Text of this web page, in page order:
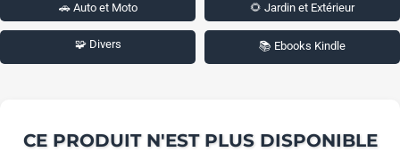
🚗 Auto et Moto 🌻 Jardin et Extérieur
🧩 Divers 📚 Ebooks Kindle
CE PRODUIT N'EST PLUS DISPONIBLE